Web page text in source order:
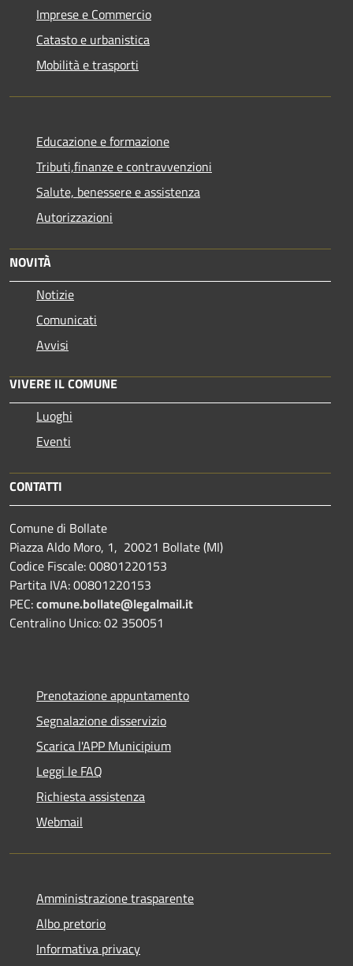
Imprese e Commercio
Catasto e urbanistica
Mobilità e trasporti
Educazione e formazione
Tributi,finanze e contravvenzioni
Salute, benessere e assistenza
Autorizzazioni
NOVITÀ
Notizie
Comunicati
Avvisi
VIVERE IL COMUNE
Luoghi
Eventi
CONTATTI
Comune di Bollate
Piazza Aldo Moro, 1, 20021 Bollate (MI)
Codice Fiscale: 00801220153
Partita IVA: 00801220153
PEC:comune.bollate@legalmail.it
Centralino Unico: 02 350051
Prenotazione appuntamento
Segnalazione disservizio
Scarica l'APP Municipium
Leggi le FAQ
Richiesta assistenza
Webmail
Amministrazione trasparente
Albo pretorio
Informativa privacy